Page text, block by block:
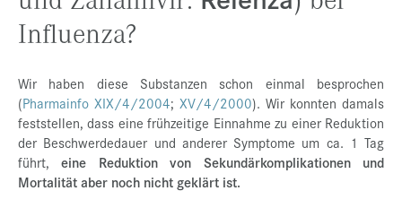
Influenza?
Wir haben diese Substanzen schon einmal besprochen
(Pharmainfo XIX/4/2004; XV/4/2000). Wir konnten damals
feststellen, dass eine frühzeitige Einnahme zu einer Reduktion
der Beschwerdedauer und anderer Symptome um ca. 1 Tag
führt,eine Reduktion von Sekundärkomplikationen und
Mortalität aber noch nicht geklärt ist.